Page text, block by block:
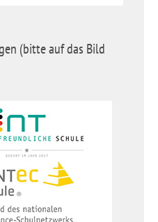
(bitte auf das Bild